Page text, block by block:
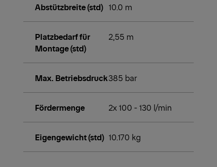
Abstützbreite (std) 10.0 m
Platzbedarf für
Montage (std)
2,55 m
Max. Betriebsdruck385 bar
Fördermenge 2x 100 - 130 l/min
Eigengewicht (std) 10.170 kg